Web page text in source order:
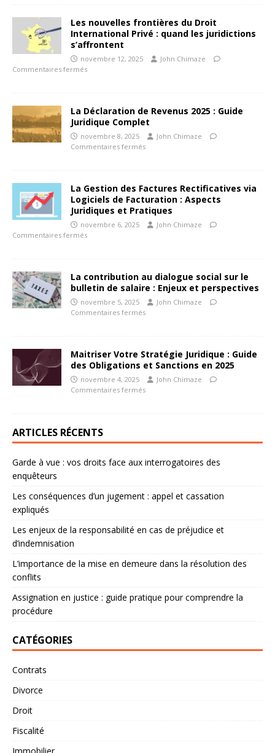
Les nouvelles frontières du Droit
International Privé : quand les juridictions
s’affrontent
novembre 12, 2025
John Chimaze
Commentaires fermés
La Déclaration de Revenus 2025 : Guide
Juridique Complet
novembre 8, 2025
John Chimaze
Commentaires fermés
La Gestion des Factures Rectificatives via
Logiciels de Facturation : Aspects
Juridiques et Pratiques
novembre 6, 2025
John Chimaze
Commentaires fermés
La contribution au dialogue social sur le
bulletin de salaire : Enjeux et perspectives
novembre 5, 2025
John Chimaze
Commentaires fermés
Maitriser Votre Stratégie Juridique : Guide
des Obligations et Sanctions en 2025
novembre 4, 2025
John Chimaze
Commentaires fermés
ARTICLES RÉCENTS
Garde à vue : vos droits face aux interrogatoires des
enquêteurs
Les conséquences d’un jugement : appel et cassation
expliqués
Les enjeux de la responsabilité en cas de préjudice et
d’indemnisation
L’importance de la mise en demeure dans la résolution des
conflits
Assignation en justice : guide pratique pour comprendre la
procédure
CATÉGORIES
Contrats
Divorce
Droit
Fiscalité